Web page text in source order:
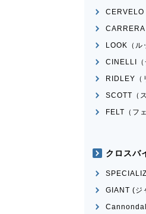
CERVELO
CARRERA
LOOK（ル
CINELLI（
RIDLEY（
SCOTT（
FELT（フ
クロスバ
GIANT (ジ